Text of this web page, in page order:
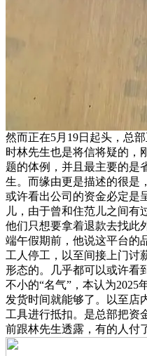
然而正在5月19日起头，总
时林先生也是将信将疑的，
题的体例，并且最主要的是
生。而缘由更是描述的很是
或许看出公司的资金必定是
儿，由于曾和住范儿之间有
他们只想要拿着退款去找此
端午假期前，他说这平台的
工人停工，以至间接上门讨
形态的。几乎都可以或许看
不小的“名气”，本认为2025
发货时间就能够了。以至店
工具进行抵扣。是总部把资
前跟林先生透露，有的人付